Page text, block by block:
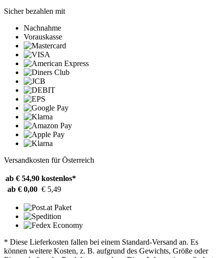
Sicher bezahlen mit
Nachnahme
Vorauskasse
Versandkosten für Österreich
ab € 54,90 kostenlos*
ab € 0,00 € 5,49
* Diese Lieferkosten fallen bei einem Standard-Versand an. Es
können weitere Kosten, z. B. aufgrund des Gewichts, Größe oder